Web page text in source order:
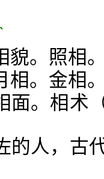
。照相
相。金相
。相术
人，古